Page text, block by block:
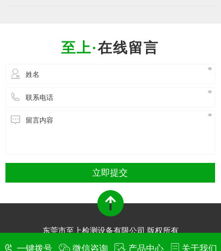
电池材料体系、制造过程一
在线留言
立即提交
东莞市至上检测设备有限公司 版权所有
东莞网站建设​
一键拨号 微信咨询 产品中心 关于我们